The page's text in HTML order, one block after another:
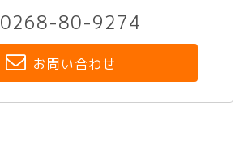
0268-80-9274
お問い合わせ